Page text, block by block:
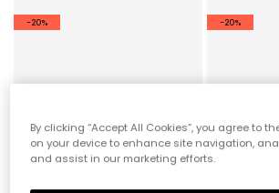
-20% -20%
By clicking “Accept All Cookies”, you agree to
on your device to enhance site navigation,
and assist in our marketing efforts.